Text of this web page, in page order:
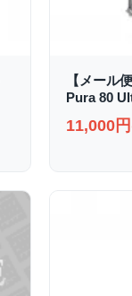
【メール
Pura 80
11,000